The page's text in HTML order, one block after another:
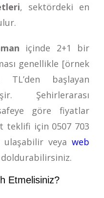
, sektördeki en
içinde 2+1 bir
genellikle [örnek
başlayan
Şehirlerarası
göre fiyatlar
teklifi için 0507 703
ulaşabilir veyaweb
Etmelisiniz?